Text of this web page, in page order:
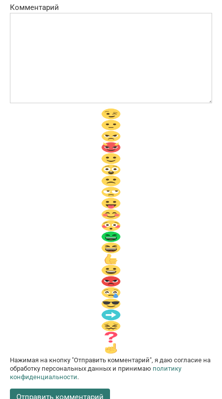
Комментарий
Нажимая на кнопку "Отправить комментарий", я даю согласие на
обработку персональных данных и принимаю политику
конфиденциальности.